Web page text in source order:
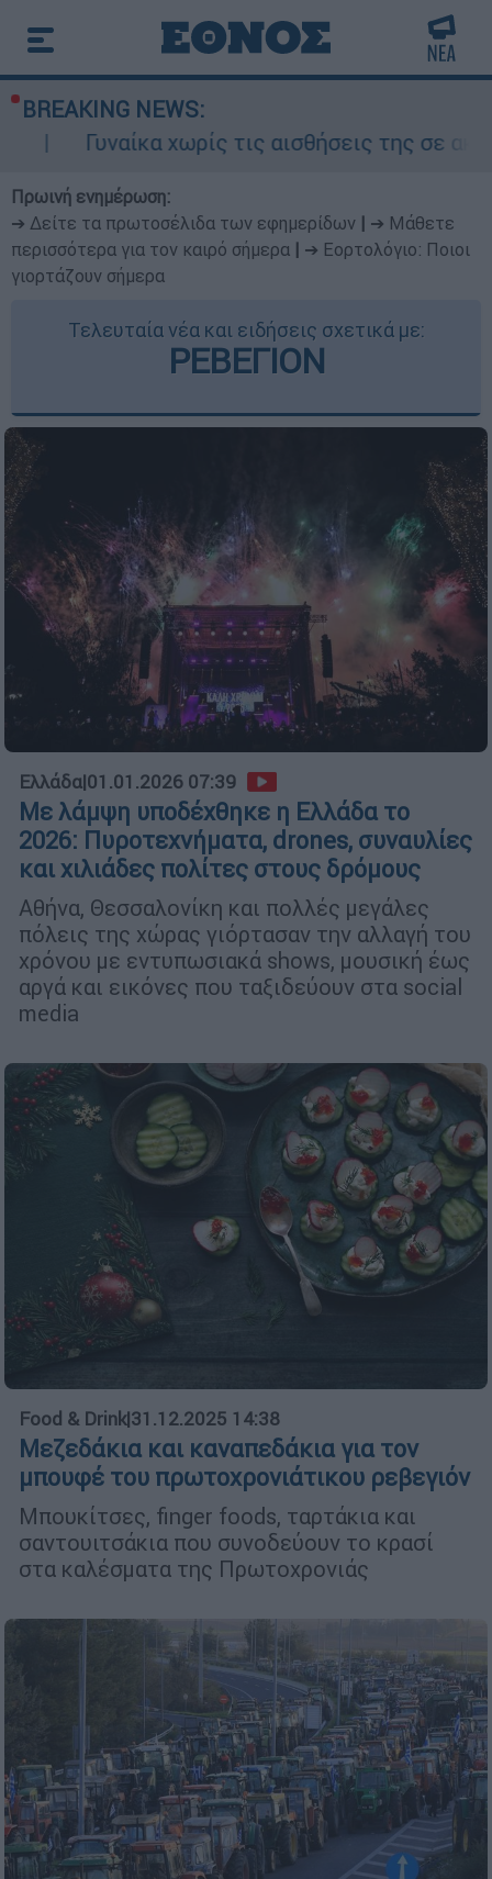
BREAKING NEWS:
χωρίς τις αισθήσεις της σε ακάλυπτο
Πρωινή ενημέρωση:
➔ Δείτε τα πρωτοσέλιδα των εφημερίδων
➔ Μάθετε
περισσότερα για τον καιρό σήμερα
➔ Εορτολόγιο: Ποιοι
γιορτάζουν σήμερα
Τελευταία νέα και ειδήσεις σχετικά με:
ΡΕΒΕΓΙΟΝ
Ελλάδα|01.01.2026 07:39
Με λάμψη υποδέχθηκε η Ελλάδα το
2026: Πυροτεχνήματα, drones, συναυλίες
και χιλιάδες πολίτες στους δρόμους
Αθήνα, Θεσσαλονίκη και πολλές μεγάλες
πόλεις της χώρας γιόρτασαν την αλλαγή του
χρόνου με εντυπωσιακά shows, μουσική έως
αργά και εικόνες που ταξιδεύουν στα social
media
Food & Drink|31.12.2025 14:38
Μεζεδάκια και καναπεδάκια για τον
μπουφέ του πρωτοχρονιάτικου ρεβεγιόν
Μπουκίτσες, finger foods, ταρτάκια και
σαντουιτσάκια που συνοδεύουν το κρασί
στα καλέσματα της Πρωτοχρονιάς